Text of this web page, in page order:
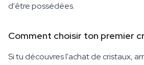
d'être possédées.
Comment choisir ton premier
Si tu découvres l'achat de cristaux,